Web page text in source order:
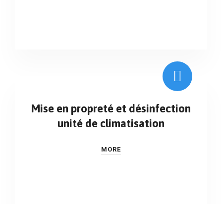
Mise en propreté et désinfection
unité de climatisation
MORE